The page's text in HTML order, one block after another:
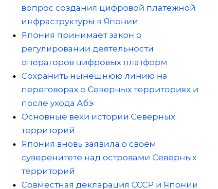
вопрос создания цифровой платежной
инфраструктуры в Японии
Япония принимает закон о
регулировании деятельности
операторов цифровых платформ
Сохранить нынешнюю линию на
переговорах о Северных территориях и
после ухода Абэ
Основные вехи истории Северных
территорий
Япония вновь заявила о своём
суверенитете над островами Северных
территорий
Совместная декларация СССР и Японии